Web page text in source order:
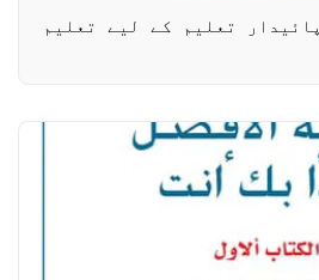
پائیدار تعلیم کے لیے تعلیم